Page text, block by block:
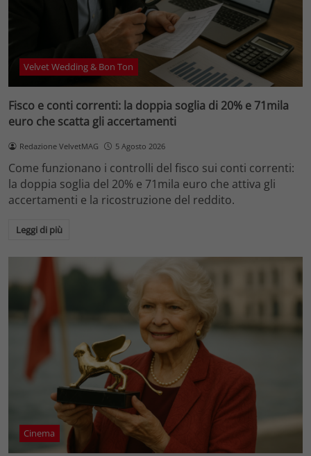
Velvet Wedding & Bon Ton
Fisco e conti correnti: la doppia soglia di 20% e 71mila
euro che scatta gli accertamenti
Redazione VelvetMAG 5 Agosto 2026
Come funzionano i controlli del fisco sui conti correnti:
la doppia soglia del 20% e 71mila euro che attiva gli
accertamenti e la ricostruzione del reddito.
Leggi di più
Cinema